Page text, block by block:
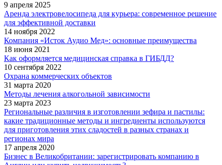
9 апреля 2025
Аренда электровелосипеда для курьера: современное решение
для эффективной доставки
14 ноября 2022
Компания «Исток Аудио Мед»: основные преимущества
18 июня 2021
Как оформляется медицинская справка в ГИБДД?
10 сентября 2022
Охрана коммерческих объектов
31 марта 2020
Методы лечения алкогольной зависимости
23 марта 2023
Региональные различия в изготовлении зефира и пастилы:
какие традиционные методы и ингредиенты используются
для приготовления этих сладостей в разных странах и
регионах мира
17 апреля 2020
Бизнес в Великобритании: зарегистрировать компанию в